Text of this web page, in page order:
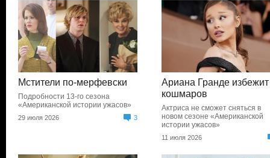
Мстители по-мерфевски
Подробности 13-го сезона
«Американской истории ужасов»
29 июля 2026 3
Ариана Гранде избежит
кошмаров
Актриса не сможет сняться в
новом сезоне «Американской
истории ужасов»
11 июля 2026